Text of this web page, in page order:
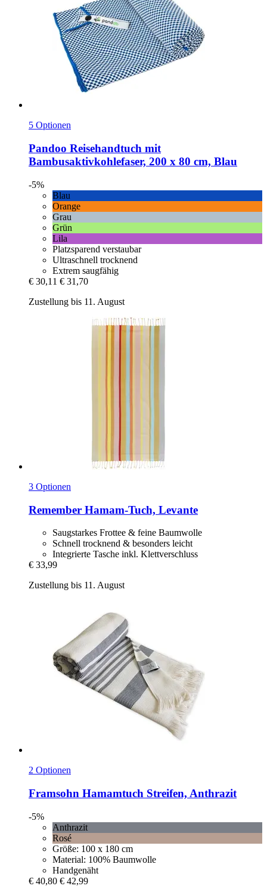
5 Optionen
Pandoo Reisehandtuch mit
Bambusaktivkohlefaser, 200 x 80 cm, Blau
-5%
Blau
Orange
Grau
Grün
Lila
Platzsparend verstaubar
Ultraschnell trocknend
Extrem saugfähig
€ 30,11 € 31,70
Zustellung bis 11. August
3 Optionen
Remember Hamam-​Tuch, Levante
Saugstarkes Frottee & feine Baumwolle
Schnell trocknend & besonders leicht
Integrierte Tasche inkl. Klettverschluss
€ 33,99
Zustellung bis 11. August
2 Optionen
Framsohn Hamamtuch Streifen, Anthrazit
-5%
Anthrazit
Rosé
Größe: 100 x 180 cm
Material: 100% Baumwolle
Handgenäht
€ 40,80 € 42,99